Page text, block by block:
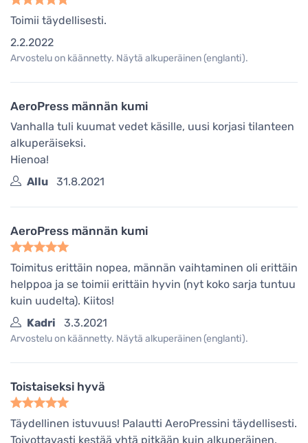
Toimii täydellisesti.
2.2.2022
Arvostelu on käännetty. Näytä alkuperäinen (englanti).
AeroPress männän kumi
Vanhalla tuli kuumat vedet käsille, uusi korjasi tilanteen
alkuperäiseksi.
Hienoa!
Allu
31.8.2021
AeroPress männän kumi
Toimitus erittäin nopea, männän vaihtaminen oli erittäin
helppoa ja se toimii erittäin hyvin (nyt koko sarja tuntuu
kuin uudelta). Kiitos!
Kadri
3.3.2021
Arvostelu on käännetty. Näytä alkuperäinen (englanti).
Toistaiseksi hyvä
Täydellinen istuvuus! Palautti AeroPressini täydellisesti.
Toivottavasti kestää yhtä pitkään kuin alkuperäinen.